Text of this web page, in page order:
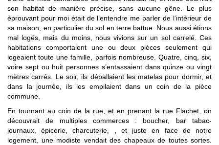
son habitat de manière précise, sans aucune gêne. Le plus
éprouvant pour moi était de l’entendre me parler de l’intérieur de
sa maison, en particulier du sol en terre battue. Nous aussi étions
mal logés, mais du moins, nous vivions sur un sol carrelé. Ces
habitations comportaient une ou deux pièces seulement qui
logeaient toute une famille, parfois nombreuse. Quatre, cinq, six,
voire sept ou huit personnes s’entassaient dans quinze ou vingt
mètres carrés. Le soir, ils déballaient les matelas pour dormir, et
dans la journée, ils les empilaient dans un coin de la pièce
commune.
En tournant au coin de la rue, et en prenant la rue Flachet, on
découvrait de multiples commerces : boucher, bar tabac-
journaux, épicerie, charcuterie, , et juste en face de notre
logement, une modiste vendait des chapeaux de toutes sortes.